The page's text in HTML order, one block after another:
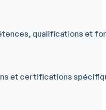
qualifications et
et certifications